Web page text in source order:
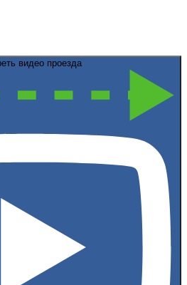
видео проезда